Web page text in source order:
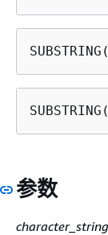
SUBSTRING(
SUBSTRING(
参数
character_string